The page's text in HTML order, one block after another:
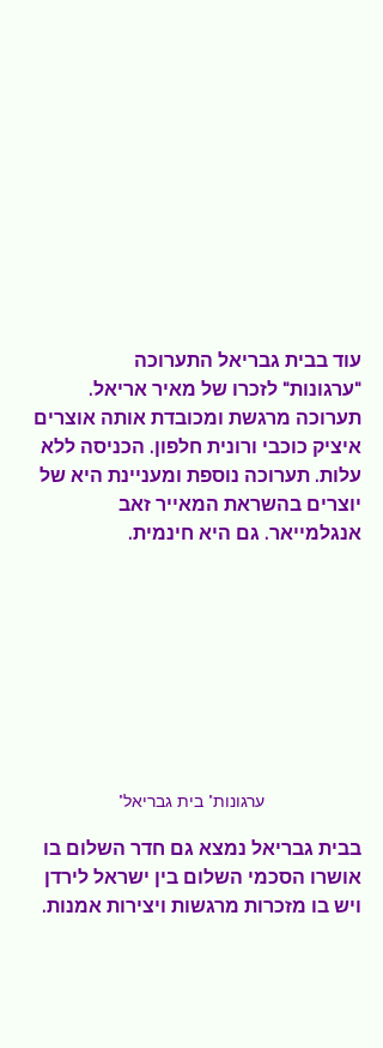
עוד בבית גבריאל התערוכה
"ערגונות" לזכרו של מאיר אריאל.
תערוכה מרגשת ומכובדת אותה אוצרים
איציק כוכבי ורונית חלפון. הכניסה ללא
עלות. תערוכה נוספת ומעניינת היא של
יוצרים בהשראת המאייר זאב
אנגלמייאר. גם היא חינמית.
"ערגונות" בית גבריאל
בבית גבריאל נמצא גם חדר השלום בו
אושרו הסכמי השלום בין ישראל לירדן
ויש בו מזכרות מרגשות ויצירות אמנות.